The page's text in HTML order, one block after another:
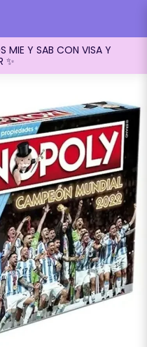
MIE Y SAB CON VISA Y
✨